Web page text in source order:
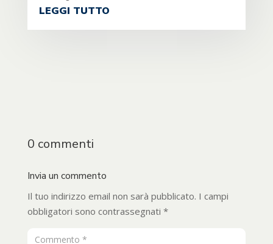
LEGGI TUTTO
0 commenti
Invia un commento
Il tuo indirizzo email non sarà pubblicato. I campi
obbligatori sono contrassegnati *